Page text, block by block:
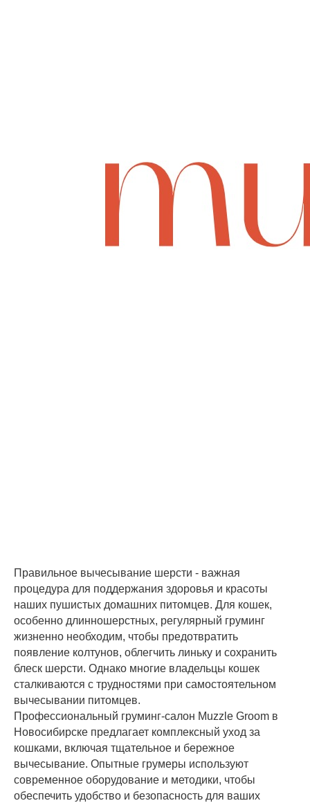
Правильное вычесывание шерсти - важная
процедура для поддержания здоровья и красоты
наших пушистых домашних питомцев. Для кошек,
особенно длинношерстных, регулярный груминг
жизненно необходим, чтобы предотвратить
появление колтунов, облегчить линьку и сохранить
блеск шерсти. Однако многие владельцы кошек
сталкиваются с трудностями при самостоятельном
вычесывании питомцев.
Профессиональный груминг-салон Muzzle Groom в
Новосибирске предлагает комплексный уход за
кошками, включая тщательное и бережное
вычесывание. Опытные грумеры используют
современное оборудование и методики, чтобы
обеспечить удобство и безопасность для ваших